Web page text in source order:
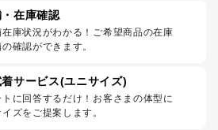
在庫確認
庫状況がわかる！ご希望商品の在庫
確認ができます。
サービス(ユニサイズ)
に回答するだけ！お客さまの体型に
ズをご提案します。